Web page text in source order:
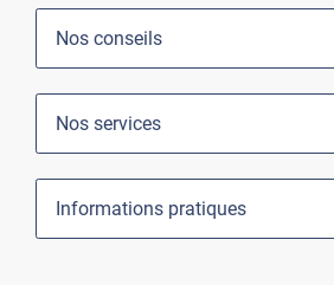
Nos conseils
Nos services
Informations pratiques